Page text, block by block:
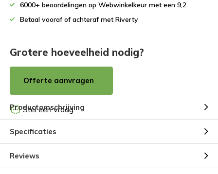
6000+ beoordelingen op Webwinkelkeur met een 9,2
Betaal vooraf of achteraf met Riverty
Grotere hoeveelheid nodig?
Offerte aanvragen
Stel een vraag
Productomschrijving
Specificaties
Reviews